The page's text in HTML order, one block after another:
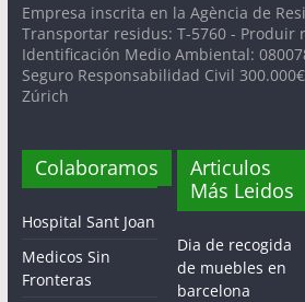
Empresa inscrita en la Agència de
Transportar residus: T-5760 - Produir
Identificación Medio Ambiental:
Seguro Responsabilidad Civil
Zúrich
Colaboramos
Hospital Sant Joan
Medicos Sin
Fronteras
Articulos
Más Leidos
Dia de recogida
de muebles en
barcelona